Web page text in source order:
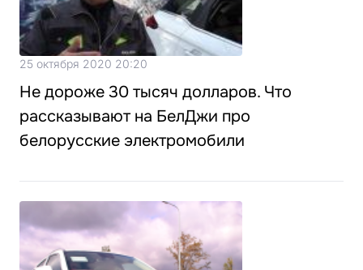
25 октября 2020 20:20
Не дороже 30 тысяч долларов. Что
рассказывают на БелДжи про
белорусские электромобили